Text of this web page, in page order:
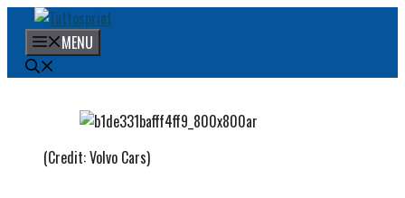
contenuto
MENU
(Credit: Volvo Cars)